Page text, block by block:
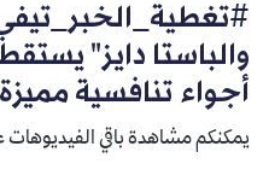
والباستا دايز"
أجواء تنافسية مميزة
يمكنكم مشاهدة باقي الفيديوهات